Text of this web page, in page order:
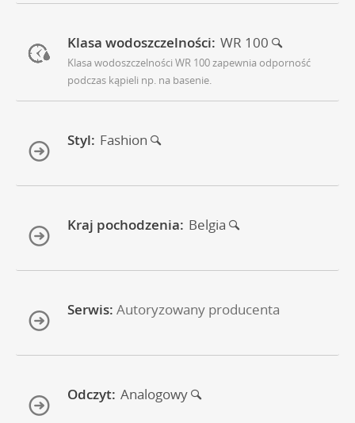
Klasa wodoszczelności: WR 100
Klasa wodoszczelności WR 100 zapewnia odporność
podczas kąpieli np. na basenie.
Styl: Fashion
Kraj pochodzenia: Belgia
Serwis: Autoryzowany producenta
Odczyt: Analogowy